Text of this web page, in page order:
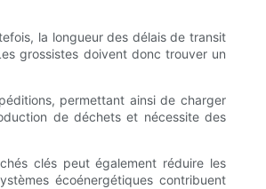
la longueur des délais de transit
grossistes doivent donc trouver un
permettant ainsi de charger
de déchets et nécessite des
clés peut également réduire les
écoénergétiques contribuent